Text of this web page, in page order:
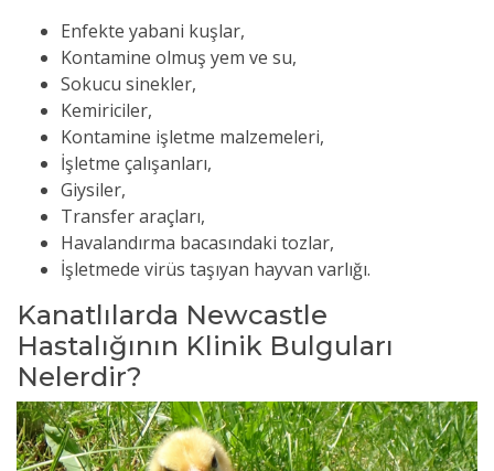
Enfekte yabani kuşlar,
Kontamine olmuş yem ve su,
Sokucu sinekler,
Kemiriciler,
Kontamine işletme malzemeleri,
İşletme çalışanları,
Giysiler,
Transfer araçları,
Havalandırma bacasındaki tozlar,
İşletmede virüs taşıyan hayvan varlığı.
Kanatlılarda Newcastle
Hastalığının Klinik Bulguları
Nelerdir?